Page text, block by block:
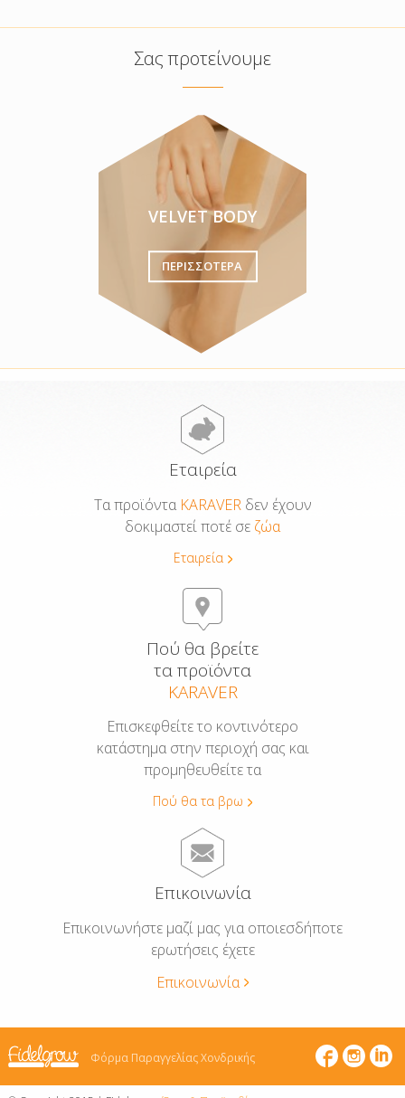
Σας προτείνουμε
VELVET BODY
ΠΕΡΙΣΣΟΤΕΡΑ
Εταιρεία
Τα προϊόντα KARAVERδεν έχουν
δοκιμαστεί ποτέ σε ζώα
Εταιρεία
Πού θα βρείτε
τα προϊόντα
KARAVER
Επισκεφθείτε το κοντινότερο
κατάστημα στην περιοχή σας και
προμηθευθείτε τα
Πού θα τα βρω
Επικοινωνία
Επικοινωνήστε μαζί μας για οποιεσδήποτε
ερωτήσεις έχετε
Επικοινωνία
Φόρμα Παραγγελίας Χονδρικής